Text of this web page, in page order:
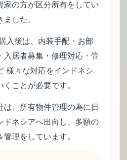
家の方が区分所有をしてい
した。
入後は、内装手配・お部
入居者募集・修理対応・管
様々な対応をインドネシ
ことが必要です。
は、所有物件管理の為に日
ドネシアへ出向し、多額の
理をしています。